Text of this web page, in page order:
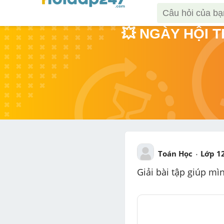
💥 NGÀY HỘI
Toán Học Lớp
Giải bài tập giúp